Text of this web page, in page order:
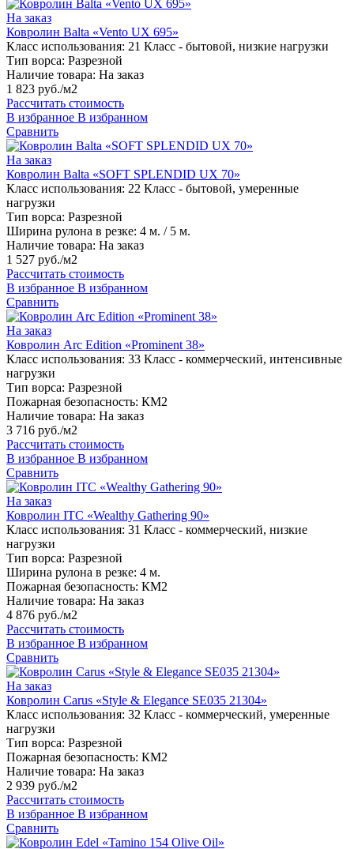
На заказ
Ковролин Balta «Vento UX 695»
Класс использования: 21 Класс - бытовой, низкие нагрузки
Тип ворса: Разрезной
Наличие товара: На заказ
1 823 руб./м2
Рассчитать стоимость
В избранное В избранном
Сравнить
На заказ
Ковролин Balta «SOFT SPLENDID UX 70»
Класс использования: 22 Класс - бытовой, умеренные
нагрузки
Тип ворса: Разрезной
Ширина рулона в резке: 4 м. / 5 м.
Наличие товара: На заказ
1 527 руб./м2
Рассчитать стоимость
В избранное В избранном
Сравнить
На заказ
Ковролин Arc Edition «Prominent 38»
Класс использования: 33 Класс - коммерческий, интенсивные
нагрузки
Тип ворса: Разрезной
Пожарная безопасность: КМ2
Наличие товара: На заказ
3 716 руб./м2
Рассчитать стоимость
В избранное В избранном
Сравнить
На заказ
Ковролин ITC «Wealthy Gathering 90»
Класс использования: 31 Класс - коммерческий, низкие
нагрузки
Тип ворса: Разрезной
Ширина рулона в резке: 4 м.
Пожарная безопасность: КМ2
Наличие товара: На заказ
4 876 руб./м2
Рассчитать стоимость
В избранное В избранном
Сравнить
На заказ
Ковролин Carus «Style & Elegance SE035 21304»
Класс использования: 32 Класс - коммерческий, умеренные
нагрузки
Тип ворса: Разрезной
Пожарная безопасность: КМ2
Наличие товара: На заказ
2 939 руб./м2
Рассчитать стоимость
В избранное В избранном
Сравнить